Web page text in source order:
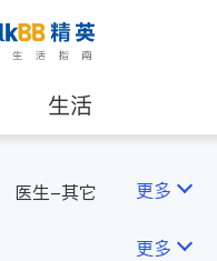
生活
医生-其它 更多
更多